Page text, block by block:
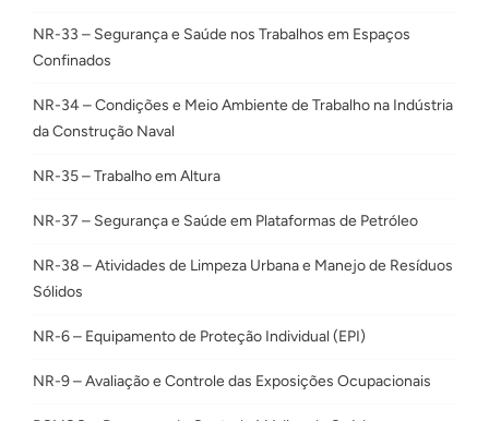
NR-33 – Segurança e Saúde nos Trabalhos em Espaços
Confinados
NR-34 – Condições e Meio Ambiente de Trabalho na Indústria
da Construção Naval
NR-35 – Trabalho em Altura
NR-37 – Segurança e Saúde em Plataformas de Petróleo
NR-38 – Atividades de Limpeza Urbana e Manejo de Resíduos
Sólidos
NR-6 – Equipamento de Proteção Individual (EPI)
NR-9 – Avaliação e Controle das Exposições Ocupacionais